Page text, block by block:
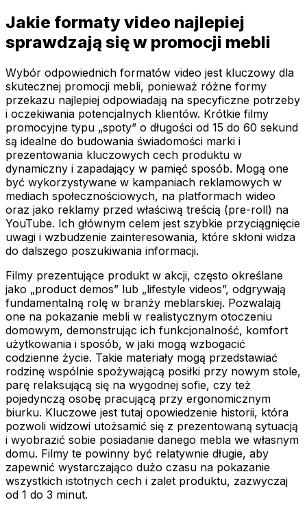
Jakie formaty video najlepiej
sprawdzają się w promocji mebli
Wybór odpowiednich formatów video jest kluczowy dla
skutecznej promocji mebli, ponieważ różne formy
przekazu najlepiej odpowiadają na specyficzne potrzeby
i oczekiwania potencjalnych klientów. Krótkie filmy
promocyjne typu „spoty” o długości od 15 do 60 sekund
są idealne do budowania świadomości marki i
prezentowania kluczowych cech produktu w
dynamiczny i zapadający w pamięć sposób. Mogą one
być wykorzystywane w kampaniach reklamowych w
mediach społecznościowych, na platformach wideo
oraz jako reklamy przed właściwą treścią (pre-roll) na
YouTube. Ich głównym celem jest szybkie przyciągnięcie
uwagi i wzbudzenie zainteresowania, które skłoni widza
do dalszego poszukiwania informacji.
Filmy prezentujące produkt w akcji, często określane
jako „product demos” lub „lifestyle videos”, odgrywają
fundamentalną rolę w branży meblarskiej. Pozwalają
one na pokazanie mebli w realistycznym otoczeniu
domowym, demonstrując ich funkcjonalność, komfort
użytkowania i sposób, w jaki mogą wzbogacić
codzienne życie. Takie materiały mogą przedstawiać
rodzinę wspólnie spożywającą posiłki przy nowym stole,
parę relaksującą się na wygodnej sofie, czy też
pojedynczą osobę pracującą przy ergonomicznym
biurku. Kluczowe jest tutaj opowiedzenie historii, która
pozwoli widzowi utożsamić się z prezentowaną sytuacją
i wyobrazić sobie posiadanie danego mebla we własnym
domu. Filmy te powinny być relatywnie długie, aby
zapewnić wystarczająco dużo czasu na pokazanie
wszystkich istotnych cech i zalet produktu, zazwyczaj
od 1 do 3 minut.